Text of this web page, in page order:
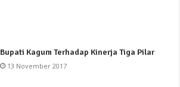
Bupati Kagum Terhadap Kinerja Tiga Pilar
13 November 2017